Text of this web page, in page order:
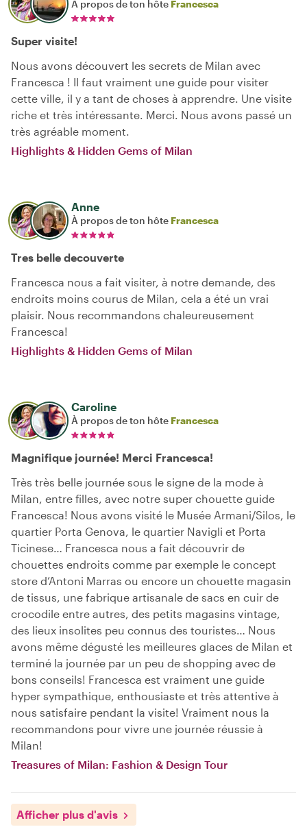
À propos de ton hôte Francesca
Super visite!
Nous avons découvert les secrets de Milan avec
Francesca ! Il faut vraiment une guide pour visiter
cette ville, il y a tant de choses à apprendre. Une visite
riche et très intéressante. Merci. Nous avons passé un
très agréable moment.
Highlights & Hidden Gems of Milan
Anne
À propos de ton hôte Francesca
Tres belle decouverte
Francesca nous a fait visiter, à notre demande, des
endroits moins courus de Milan, cela a été un vrai
plaisir. Nous recommandons chaleureusement
Francesca!
Highlights & Hidden Gems of Milan
Caroline
À propos de ton hôte Francesca
Magnifique journée! Merci Francesca!
Très très belle journée sous le signe de la mode à
Milan, entre filles, avec notre super chouette guide
Francesca! Nous avons visité le Musée Armani/Silos, le
quartier Porta Genova, le quartier Navigli et Porta
Ticinese… Francesca nous a fait découvrir de
chouettes endroits comme par exemple le concept
store d’Antoni Marras ou encore un chouette magasin
de tissus, une fabrique artisanale de sacs en cuir de
crocodile entre autres, des petits magasins vintage,
des lieux insolites peu connus des touristes… Nous
avons même dégusté les meilleures glaces de Milan et
terminé la journée par un peu de shopping avec de
bons conseils! Francesca est vraiment une guide
hyper sympathique, enthousiaste et très attentive à
nous satisfaire pendant la visite! Vraiment nous la
recommandons pour vivre une journée réussie à
Milan!
Treasures of Milan: Fashion & Design Tour
Afficher plus d'avis